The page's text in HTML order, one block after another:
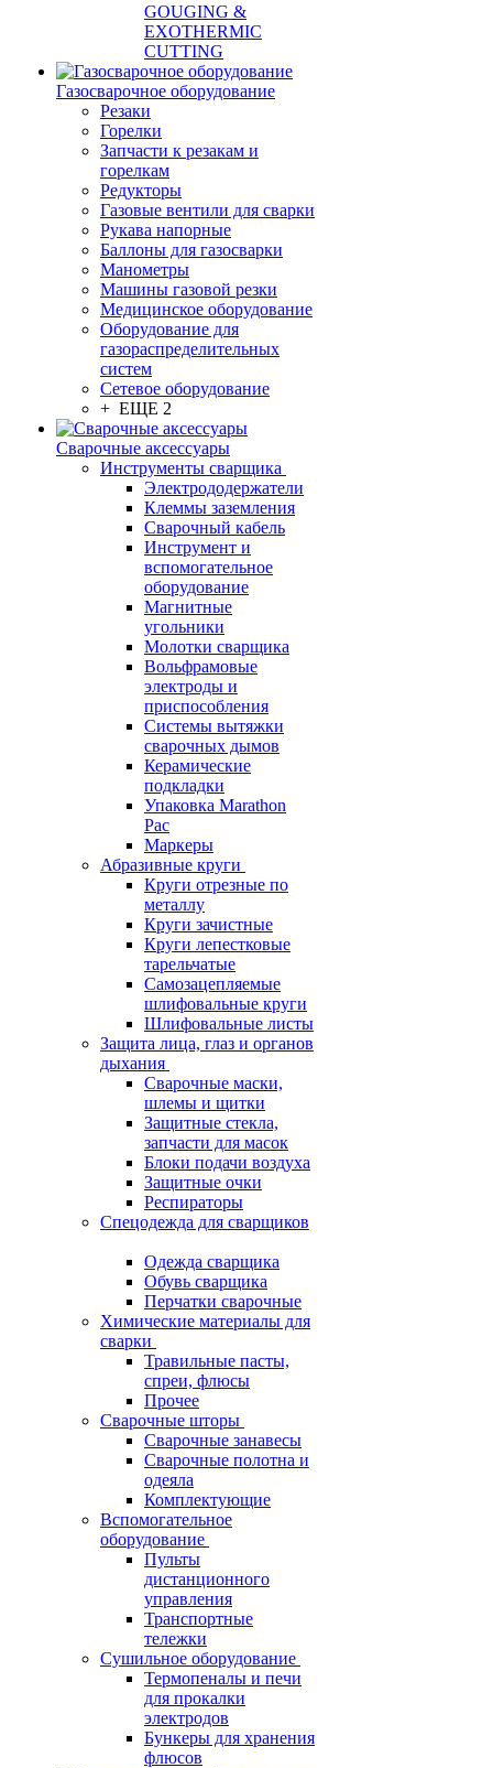
GOUGING &
EXOTHERMIC
CUTTING
Газосварочное оборудование
Резаки
Горелки
Запчасти к резакам и
горелкам
Редукторы
Газовые вентили для сварки
Рукава напорные
Баллоны для газосварки
Манометры
Машины газовой резки
Медицинское оборудование
Оборудование для
газораспределительных
систем
Сетевое оборудование
+ ЕЩЕ 2
Сварочные аксессуары
Инструменты сварщика
Электрододержатели
Клеммы заземления
Сварочный кабель
Инструмент и
вспомогательное
оборудование
Магнитные
угольники
Молотки сварщика
Вольфрамовые
электроды и
приспособления
Системы вытяжки
сварочных дымов
Керамические
подкладки
Упаковка Marathon
Pac
Маркеры
Абразивные круги
Круги отрезные по
металлу
Круги зачистные
Круги лепестковые
тарельчатые
Самозацепляемые
шлифовальные круги
Шлифовальные листы
Защита лица, глаз и органов
дыхания
Сварочные маски,
шлемы и щитки
Защитные стекла,
запчасти для масок
Блоки подачи воздуха
Защитные очки
Респираторы
Спецодежда для сварщиков
Одежда сварщика
Обувь сварщика
Перчатки сварочные
Химические материалы для
сварки
Травильные пасты,
спреи, флюсы
Прочее
Сварочные шторы
Сварочные занавесы
Сварочные полотна и
одеяла
Комплектующие
Вспомогательное
оборудование
Пульты
дистанционного
управления
Транспортные
тележки
Сушильное оборудование
Термопеналы и печи
для прокалки
электродов
Бункеры для хранения
флюсов